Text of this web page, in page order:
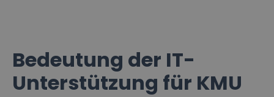
Bedeutung der IT-
Unterstützung für KMU